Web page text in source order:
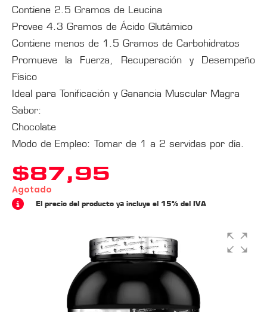
Contiene 2.5 Gramos de Leucina
Provee 4.3 Gramos de Ácido Glutámico
Contiene menos de 1.5 Gramos de Carbohidratos
Promueve la Fuerza, Recuperación y Desempeño
Físico
Ideal para Tonificación y Ganancia Muscular Magra
Sabor:
Chocolate
Modo de Empleo: Tomar de 1 a 2 servidas por día.
$87,95
Agotado
El precio del producto ya incluye el 15% del IVA